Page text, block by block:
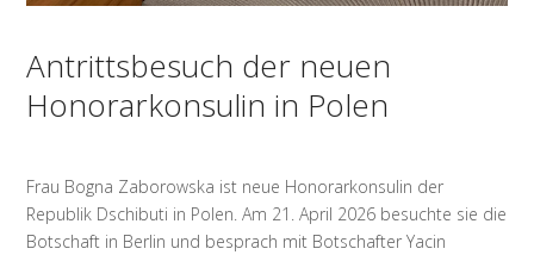
Antrittsbesuch der neuen
Honorarkonsulin in Polen
Frau Bogna Zaborowska ist neue Honorarkonsulin der
Republik Dschibuti in Polen. Am 21. April 2026 besuchte sie die
Botschaft in Berlin und besprach mit Botschafter Yacin